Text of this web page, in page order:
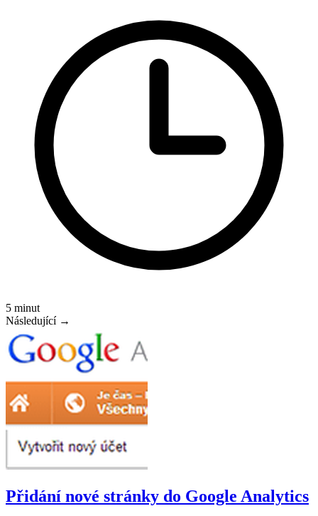
5 minut
Následující →
Přidání nové stránky do Google Analytics